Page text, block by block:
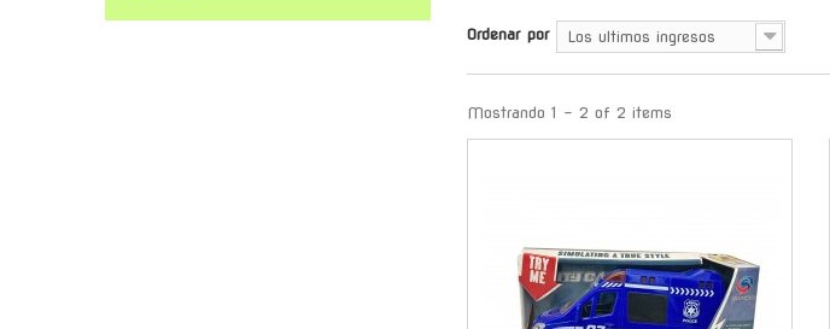
Ordenar por Los ultimos ingresos
Mostrando 1 - 2 of 2 items